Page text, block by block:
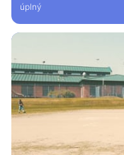
úplný